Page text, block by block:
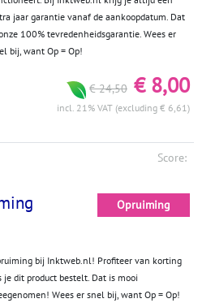
jaar garantie vanaf de aankoopdatum. Dat
100% tevredenheidsgarantie. Wees er
bij, want Op = Op!
€ 24,50 € 8,00
incl. 21% VAT (excluding € 6,61)
Score:
Opruiming
bij Inktweb.nl! Profiteer van korting
je dit product bestelt. Dat is mooi
Wees er snel bij, want Op = Op!